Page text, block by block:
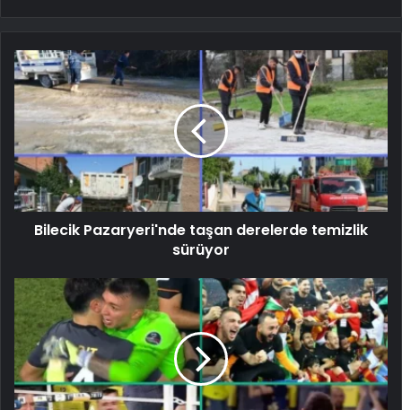
Bilecik Pazaryeri'nde taşan derelerde temizlik
sürüyor